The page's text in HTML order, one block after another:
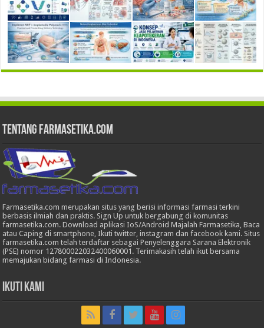
Tentang Farmasetika.com
Farmasetika.com merupakan situs yang berisi informasi farmasi terkini
berbasis ilmiah dan praktis. Sign Up untuk bergabung di komunitas
farmasetika.com. Download aplikasi IoS/Android Majalah Farmasetika, Baca
atau Caping di smartphone, Ikuti twitter, instagram dan facebook kami. Situs
farmasetika.com telah terdaftar sebagai Penyelenggara Sarana Elektronik
(PSE) nomor 127800022032400060001. Terimakasih telah ikut bersama
memajukan bidang farmasi di Indonesia.
Ikuti Kami